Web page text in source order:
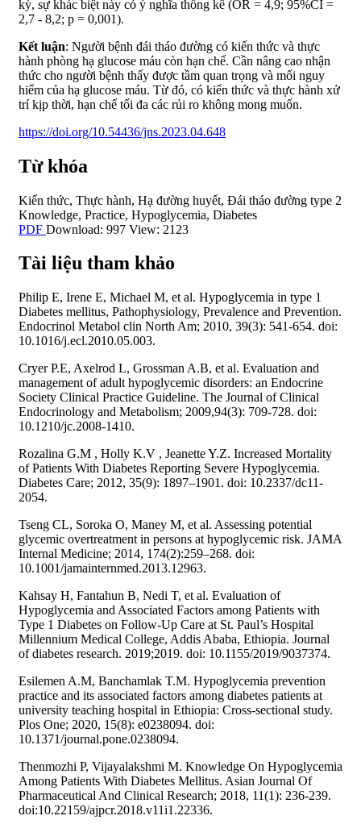
kỳ, sự khác biệt này có ý nghĩa thống kê (OR = 4,9; 95%CI =
2,7 - 8,2; p = 0,001).
Kết luận: Người bệnh đái tháo đường có kiến thức và thực
hành phòng hạ glucose máu còn hạn chế. Cần nâng cao nhận
thức cho người bệnh thấy được tầm quan trọng và mối nguy
hiểm của hạ glucose máu. Từ đó, có kiến thức và thực hành xử
trí kịp thời, hạn chế tối đa các rủi ro không mong muốn.
https://doi.org/10.54436/jns.2023.04.648
Từ khóa
Kiến thức, Thực hành, Hạ đường huyết, Đái tháo đường type 2
Knowledge, Practice, Hypoglycemia, Diabetes
PDF Download: 997 View: 2123
Tài liệu tham khảo
Philip E, Irene E, Michael M, et al. Hypoglycemia in type 1
Diabetes mellitus, Pathophysiology, Prevalence and Prevention.
Endocrinol Metabol clin North Am; 2010, 39(3): 541-654. doi:
10.1016/j.ecl.2010.05.003.
Cryer P.E, Axelrod L, Grossman A.B, et al. Evaluation and
management of adult hypoglycemic disorders: an Endocrine
Society Clinical Practice Guideline. The Journal of Clinical
Endocrinology and Metabolism; 2009,94(3): 709-728. doi:
10.1210/jc.2008-1410.
Rozalina G.M , Holly K.V , Jeanette Y.Z. Increased Mortality
of Patients With Diabetes Reporting Severe Hypoglycemia.
Diabetes Care; 2012, 35(9): 1897–1901. doi: 10.2337/dc11-
2054.
Tseng CL, Soroka O, Maney M, et al. Assessing potential
glycemic overtreatment in persons at hypoglycemic risk. JAMA
Internal Medicine; 2014, 174(2):259–268. doi:
10.1001/jamainternmed.2013.12963.
Kahsay H, Fantahun B, Nedi T, et al. Evaluation of
Hypoglycemia and Associated Factors among Patients with
Type 1 Diabetes on Follow-Up Care at St. Paul’s Hospital
Millennium Medical College, Addis Ababa, Ethiopia. Journal
of diabetes research. 2019;2019. doi: 10.1155/2019/9037374.
Esilemen A.M, Banchamlak T.M. Hypoglycemia prevention
practice and its associated factors among diabetes patients at
university teaching hospital in Ethiopia: Cross-sectional study.
Plos One; 2020, 15(8): e0238094. doi:
10.1371/journal.pone.0238094.
Thenmozhi P, Vijayalakshmi M. Knowledge On Hypoglycemia
Among Patients With Diabetes Mellitus. Asian Journal Of
Pharmaceutical And Clinical Research; 2018, 11(1): 236-239.
doi:10.22159/ajpcr.2018.v11i1.22336.